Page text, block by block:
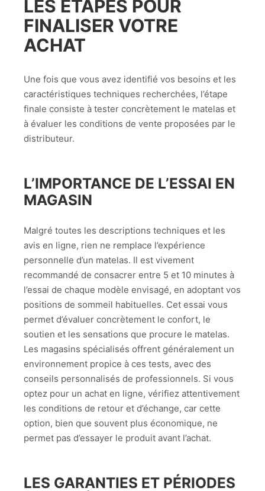
LES ÉTAPES POUR
FINALISER VOTRE
ACHAT
Une fois que vous avez identifié vos besoins et les
caractéristiques techniques recherchées, l’étape
finale consiste à tester concrètement le matelas et
à évaluer les conditions de vente proposées par le
distributeur.
L’IMPORTANCE DE L’ESSAI EN
MAGASIN
Malgré toutes les descriptions techniques et les
avis en ligne, rien ne remplace l’expérience
personnelle d’un matelas. Il est vivement
recommandé de consacrer entre 5 et 10 minutes à
l’essai de chaque modèle envisagé, en adoptant vos
positions de sommeil habituelles. Cet essai vous
permet d’évaluer concrètement le confort, le
soutien et les sensations que procure le matelas.
Les magasins spécialisés offrent généralement un
environnement propice à ces tests, avec des
conseils personnalisés de professionnels. Si vous
optez pour un achat en ligne, vérifiez attentivement
les conditions de retour et d’échange, car cette
option, bien que souvent plus économique, ne
permet pas d’essayer le produit avant l’achat.
LES GARANTIES ET PÉRIODES